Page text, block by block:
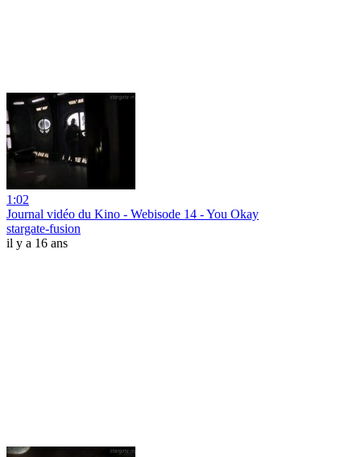
1:02
Journal vidéo du Kino - Webisode 14 - You Okay
stargate-fusion
il y a 16 ans